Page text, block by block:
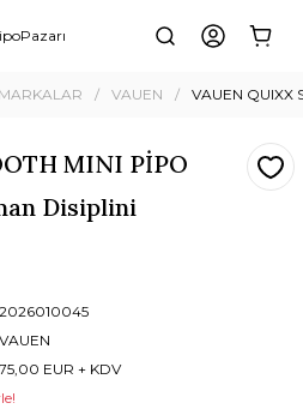
VAUEN VAUEN QUIXX
MINI PİPO
Disiplini
2026010045
VAUEN
75,00 EUR + KDV